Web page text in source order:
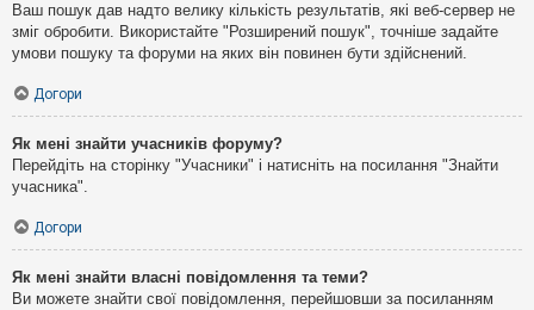
Ваш пошук дав надто велику кількість результатів, які веб-сервер не
зміг обробити. Використайте "Розширений пошук", точніше задайте
умови пошуку та форуми на яких він повинен бути здійснений.
Догори
Як мені знайти учасників форуму?
Перейдіть на сторінку "Учасники" і натисніть на посилання "Знайти
учасника".
Догори
Як мені знайти власні повідомлення та теми?
Ви можете знайти свої повідомлення, перейшовши за посиланням